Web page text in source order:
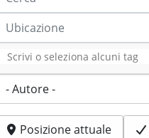
Ubicazione
Tag
Autore
Posizione attuale